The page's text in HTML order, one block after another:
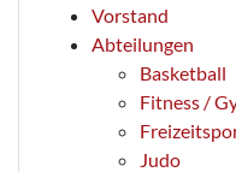
Vorstand
Abteilungen
Basketball
Fitness /
Judo